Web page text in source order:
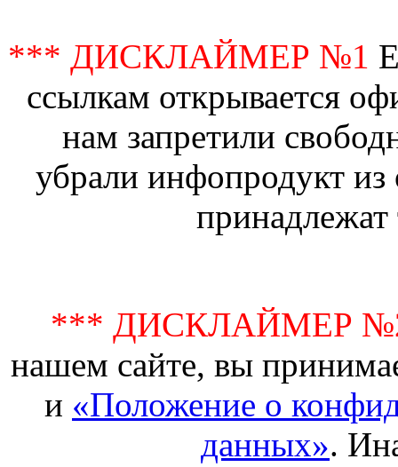
*** ДИСКЛАЙМЕР №1
ссылкам открывается
нам запретили
убрали инфопродукт из
принадлежат
*** ДИСКЛАЙМЕР
нашем сайте, вы
и «Положение о
данных».